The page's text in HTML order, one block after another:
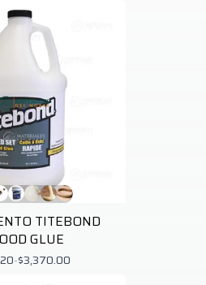
TITEBOND
GLUE
-$3,370.00